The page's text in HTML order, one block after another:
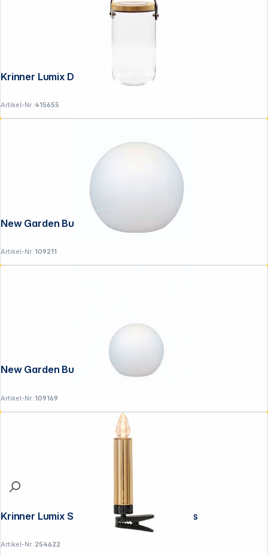
Krinner Lumix Deco Glass Long
Artikel-Nr.:415655
New Garden Buly 80 Cable
Artikel-Nr.:109211
New Garden Buly 30 Cable white light
Artikel-Nr.:109169
Krinner Lumix Superlight Pearls Mini Basis
Artikel-Nr.:254622